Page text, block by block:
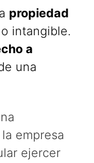
propiedad
intangible.
a
una
empresa
ejercer